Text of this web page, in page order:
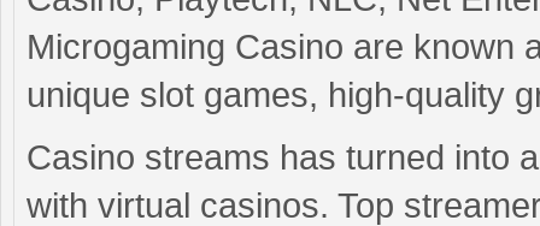
Microgaming Casino are known
unique slot games, high-quality
Casino streams has turned into
with virtual casinos. Top